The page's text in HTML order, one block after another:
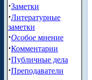
·Заметки
·Литературные
заметки
·Особое мнение
·Комментарии
·Публичные дела
·Преподаватели